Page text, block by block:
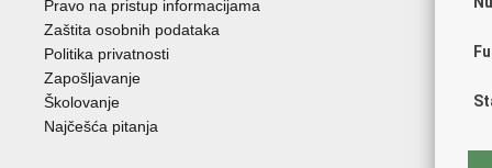
Pravo na pristup informacijama
Zaštita osobnih podataka
Politika privatnosti
Zapošljavanje
Školovanje
Najčešća pitanja